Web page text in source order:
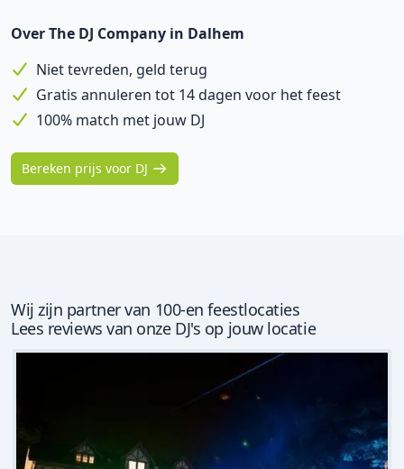
Over The DJ Company in Dalhem
Niet tevreden, geld terug
Gratis annuleren tot 14 dagen voor het feest
100% match met jouw DJ
Bereken prijs voor DJ
Wij zijn partner van 100-en feestlocaties
Lees reviews van onze DJ's op jouw locatie